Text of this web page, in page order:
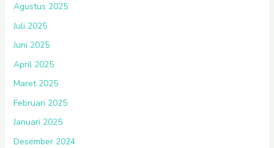
Agustus 2025
Juli 2025
Juni 2025
April 2025
Maret 2025
Februari 2025
Januari 2025
Desember 2024